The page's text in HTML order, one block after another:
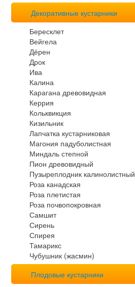
Декоративные кустарники
Бересклет
Вейгела
Дёрен
Дрок
Ива
Калина
Карагана древовидная
Керрия
Кольквикция
Кизильник
Лапчатка кустарниковая
Магония падуболистная
Миндаль степной
Пион древовидный
Пузыреплодник калинолистный
Роза канадская
Роза плетистая
Роза почвопокровная
Самшит
Сирень
Спирея
Тамарикс
Чубушник (жасмин)
Плодовые кустарники